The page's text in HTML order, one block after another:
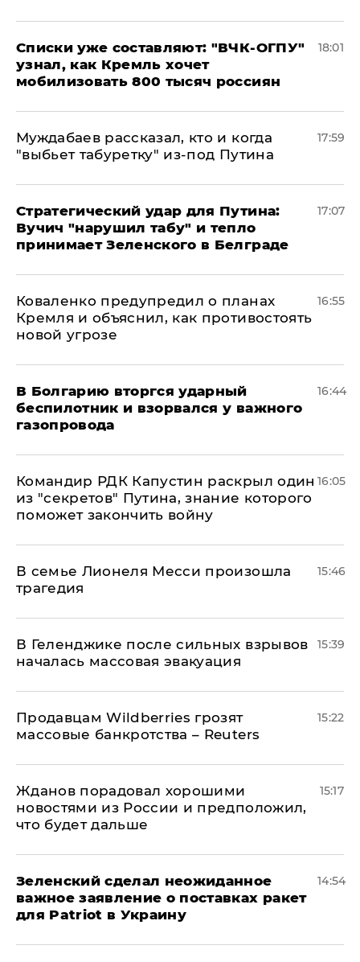
Списки уже составляют: "ВЧК-ОГПУ"
узнал, как Кремль хочет
мобилизовать 800 тысяч россиян
18:01
Муждабаев рассказал, кто и когда
"выбьет табуретку" из-под Путина
17:59
Стратегический удар для Путина:
Вучич "нарушил табу" и тепло
принимает Зеленского в Белграде
17:07
Коваленко предупредил о планах
Кремля и объяснил, как противостоять
новой угрозе
16:55
В Болгарию вторгся ударный
беспилотник и взорвался у важного
газопровода
16:44
Командир РДК Капустин раскрыл один
из "секретов" Путина, знание которого
поможет закончить войну
16:05
В семье Лионеля Месси произошла
трагедия
15:46
В Геленджике после сильных взрывов
началась массовая эвакуация
15:39
Продавцам Wildberries грозят
массовые банкротства – Reuters
15:22
Жданов порадовал хорошими
новостями из России и предположил,
что будет дальше
15:17
Зеленский сделал неожиданное
важное заявление о поставках ракет
для Patriot в Украину
14:54